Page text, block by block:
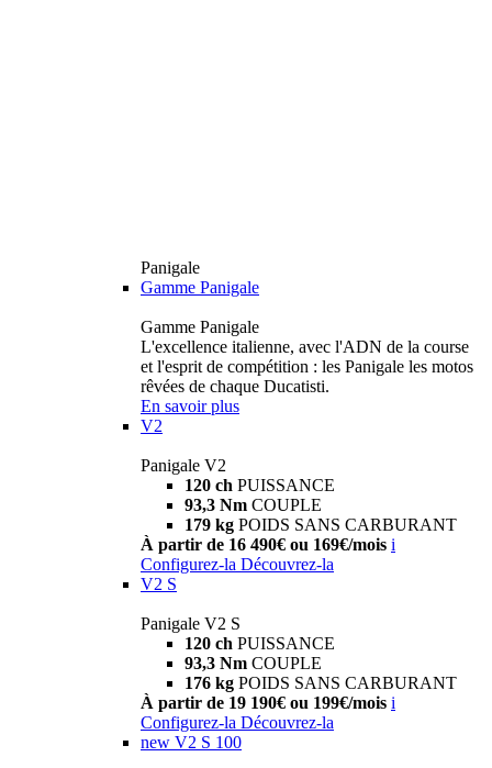
Panigale
Gamme Panigale
Gamme Panigale
L'excellence italienne, avec l'ADN de la course
et l'esprit de compétition : les Panigale les motos
rêvées de chaque Ducatisti.
En savoir plus
V2
Panigale V2
120 ch PUISSANCE
93,3 Nm COUPLE
179 kg POIDS SANS CARBURANT
À partir de 16 490€ ou 169€/mois i
Configurez-la Découvrez-la
V2 S
Panigale V2 S
120 ch PUISSANCE
93,3 Nm COUPLE
176 kg POIDS SANS CARBURANT
À partir de 19 190€ ou 199€/mois i
Configurez-la Découvrez-la
new V2 S 100